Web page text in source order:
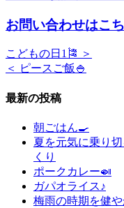
お問い合わせはこ
こどもの日1🎏 ＞
＜ ピースご飯🍚
最新の投稿
朝ごはん🍳
夏を元気に乗り
くり
ポークカレー🍛
ガパオライス♪
梅雨の時期を健